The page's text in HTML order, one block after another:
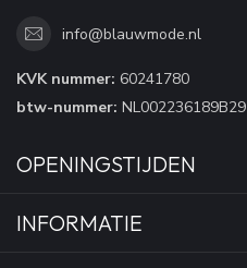
info@blauwmode.nl
KVK nummer: 60241780
btw-nummer: NL002236189B29
OPENINGSTIJDEN
INFORMATIE